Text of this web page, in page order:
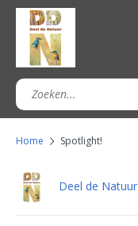
Home Spotlight!
Deel de Natuur